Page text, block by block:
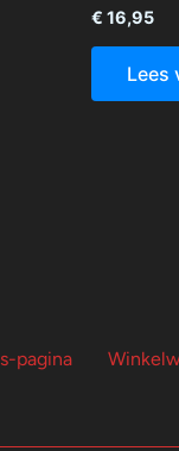
€ 16,95
Lees
pagina